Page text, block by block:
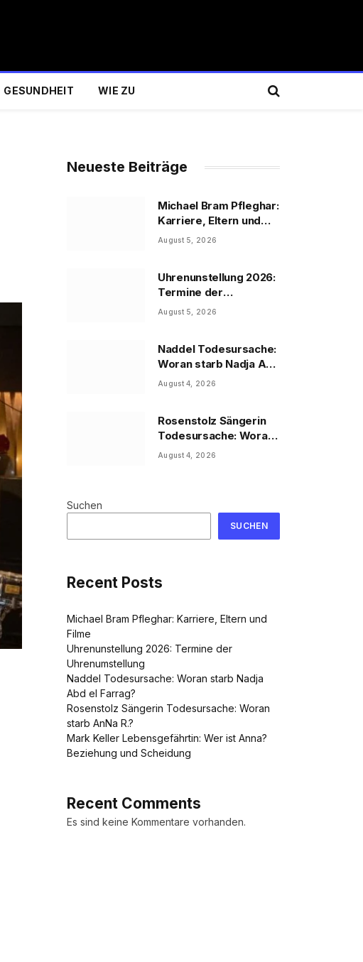
GESUNDHEIT WIE ZU
Neueste Beiträge
Michael Bram Pfleghar:
Karriere, Eltern und
Filme
August 5, 2026
Uhrenunstellung 2026:
Termine der
Uhrenumstellung
August 5, 2026
Naddel Todesursache:
Woran starb Nadja Abd
el Farrag?
August 4, 2026
Rosenstolz Sängerin
Todesursache: Woran
starb AnNa R.?
August 4, 2026
Suchen
SUCHEN
Recent Posts
Michael Bram Pfleghar: Karriere, Eltern und
Filme
Uhrenunstellung 2026: Termine der
Uhrenumstellung
Naddel Todesursache: Woran starb Nadja
Abd el Farrag?
Rosenstolz Sängerin Todesursache: Woran
starb AnNa R.?
Mark Keller Lebensgefährtin: Wer ist Anna?
Beziehung und Scheidung
Recent Comments
Es sind keine Kommentare vorhanden.